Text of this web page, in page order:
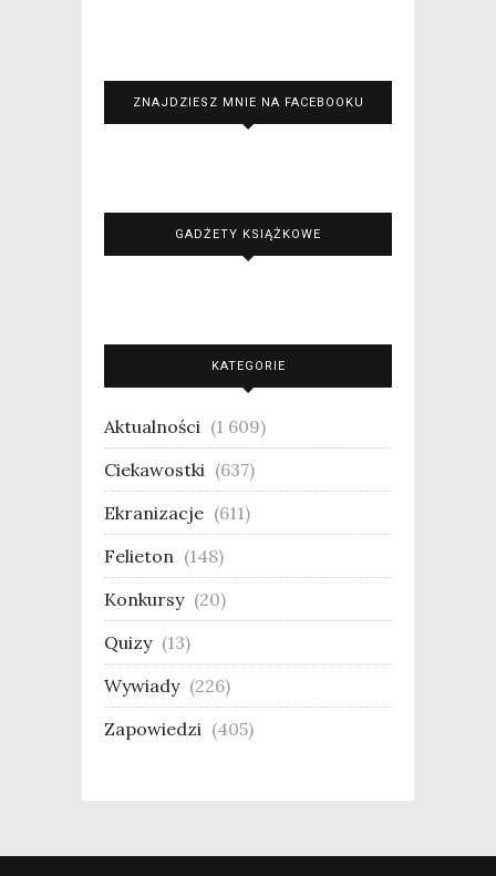
ZNAJDZIESZ MNIE NA FACEBOOKU
GADŻETY KSIĄŻKOWE
KATEGORIE
Aktualności (1 609)
Ciekawostki (637)
Ekranizacje (611)
Felieton (148)
Konkursy (20)
Quizy (13)
Wywiady (226)
Zapowiedzi (405)